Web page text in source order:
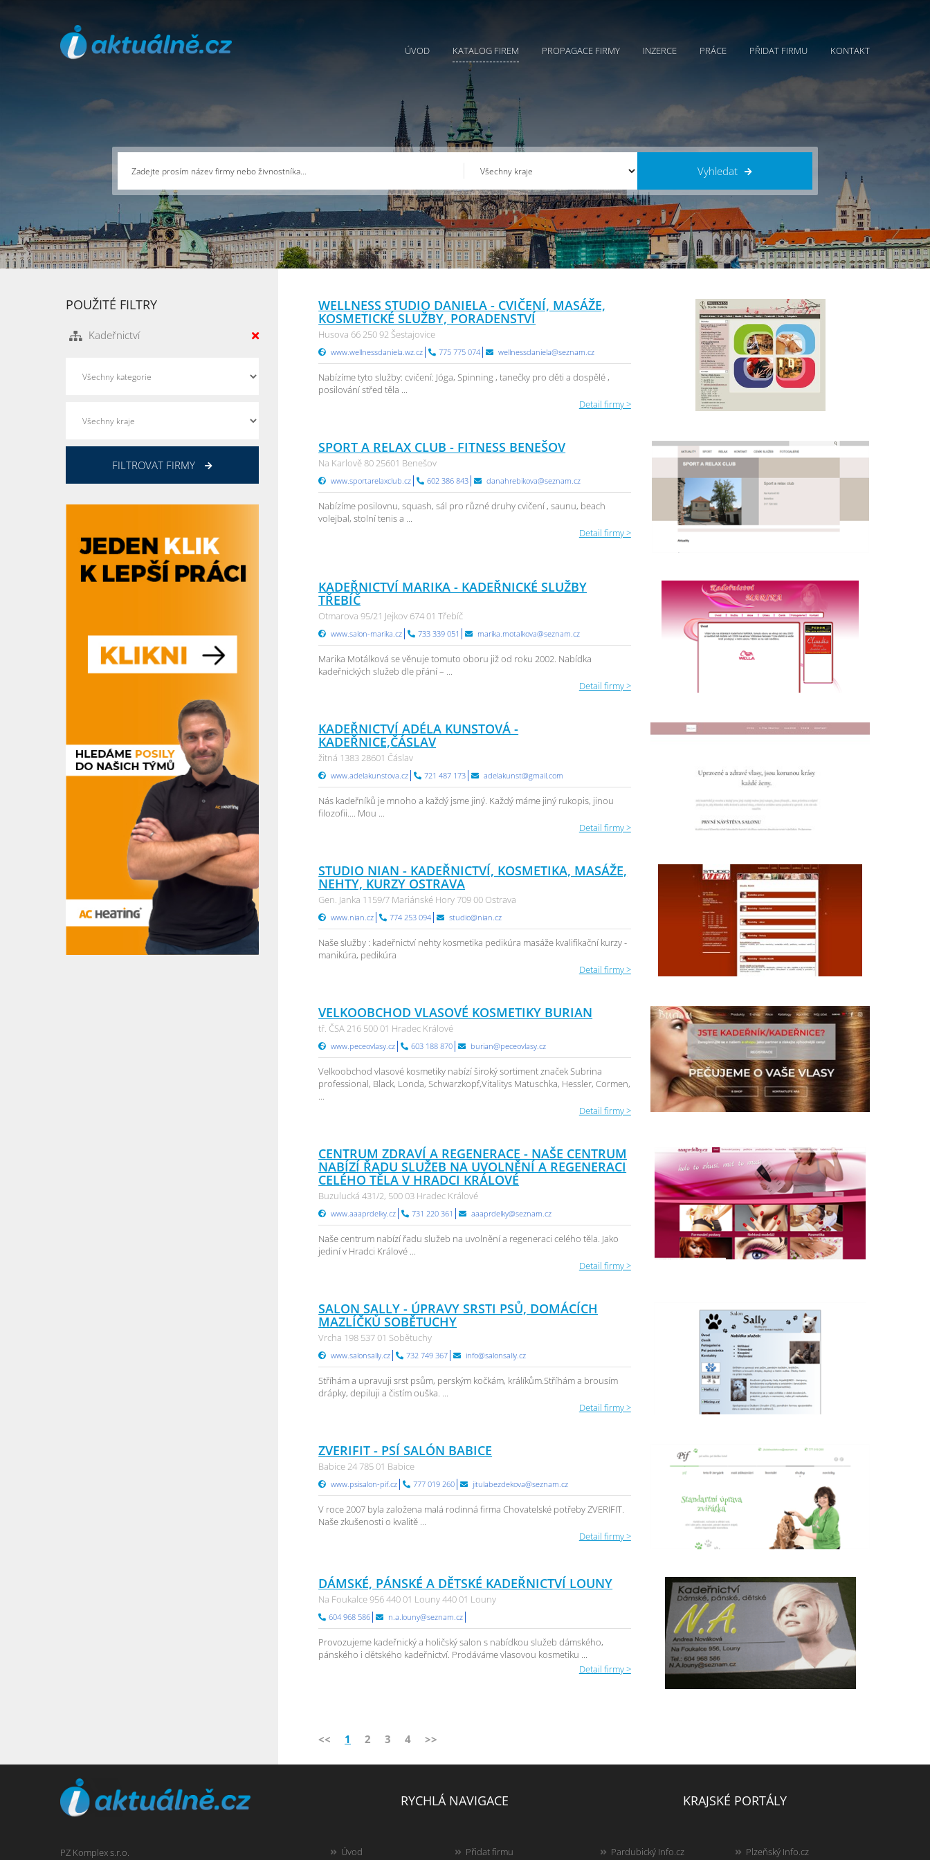
ÚVOD KATALOG FIREM PROPAGACE FIRMY INZERCE PRÁCE PŘIDAT FIRMU KONTAKT
Vyhledat
WELLNESS STUDIO DANIELA - CVIČENÍ, MASÁŽE,
KOSMETICKÉ SLUŽBY, PORADENSTVÍ
Husova 66 250 92 Šestajovice
www.wellnessdaniela.wz.cz 775 775 074 wellnessdaniela@seznam.cz
Nabízíme tyto služby: cvičení: Jóga, Spinning , tanečky pro děti a dospělé ,
posilování střed těla ...
Detail firmy >
SPORT A RELAX CLUB - FITNESS BENEŠOV
Na Karlově 80 25601 Benešov
www.sportarelaxclub.cz 602 386 843 danahrebikova@seznam.cz
Nabízíme posilovnu, squash, sál pro různé druhy cvičení , saunu, beach
volejbal, stolní tenis a ...
Detail firmy >
KADEŘNICTVÍ MARIKA - KADEŘNICKÉ SLUŽBY
TŘEBÍČ
Otmarova 95/21 Jejkov 674 01 Třebíč
www.salon-marika.cz 733 339 051 marika.motalkova@seznam.cz
Marika Motálková se věnuje tomuto oboru již od roku 2002. Nabídka
kadeřnických služeb dle přání – ...
Detail firmy >
KADEŘNICTVÍ ADÉLA KUNSTOVÁ -
KADEŘNICE,ČÁSLAV
žitná 1383 28601 Čáslav
www.adelakunstova.cz 721 487 173 adelakunst@gmail.com
Nás kadeřníků je mnoho a každý jsme jiný. Každý máme jiný rukopis, jinou
filozofii.... Mou ...
Detail firmy >
STUDIO NIAN - KADEŘNICTVÍ, KOSMETIKA, MASÁŽE,
NEHTY, KURZY OSTRAVA
Gen. Janka 1159/7 Mariánské Hory 709 00 Ostrava
www.nian.cz 774 253 094 studio@nian.cz
Naše služby : kadeřnictví nehty kosmetika pedikúra masáže kvalifikační kurzy -
manikúra, pedikúra
Detail firmy >
VELKOOBCHOD VLASOVÉ KOSMETIKY BURIAN
tř. ČSA 216 500 01 Hradec Králové
www.peceovlasy.cz 603 188 870 burian@peceovlasy.cz
Velkoobchod vlasové kosmetiky nabízí široký sortiment značek Subrina
professional, Black, Londa, Schwarzkopf,Vitalitys Matuschka, Hessler, Cormen,
...
Detail firmy >
CENTRUM ZDRAVÍ A REGENERACE - NAŠE CENTRUM
NABÍZÍ ŘADU SLUŽEB NA UVOLNĚNÍ A REGENERACI
CELÉHO TĚLA V HRADCI KRÁLOVÉ
Buzulucká 431/2, 500 03 Hradec Králové
www.aaaprdelky.cz 731 220 361 aaaprdelky@seznam.cz
Naše centrum nabízí řadu služeb na uvolnění a regeneraci celého těla. Jako
jediní v Hradci Králové ...
Detail firmy >
SALON SALLY - ÚPRAVY SRSTI PSŮ, DOMÁCÍCH
MAZLÍČKŮ SOBĚTUCHY
Vrcha 198 537 01 Sobětuchy
www.salonsally.cz 732 749 367 info@salonsally.cz
Stříhám a upravuji srst psům, perským kočkám, králíkům.Stříhám a brousím
drápky, depiluji a čistím ouška. ...
Detail firmy >
ZVERIFIT - PSÍ SALÓN BABICE
Babice 24 785 01 Babice
www.psisalon-pif.cz 777 019 260 jitulabezdekova@seznam.cz
V roce 2007 byla založena malá rodinná firma Chovatelské potřeby ZVERIFIT.
Naše zkušenosti o kvalitě ...
Detail firmy >
DÁMSKÉ, PÁNSKÉ A DĚTSKÉ KADEŘNICTVÍ LOUNY
Na Foukalce 956 440 01 Louny 440 01 Louny
604 968 586 n.a.louny@seznam.cz
Provozujeme kadeřnický a holičský salon s nabídkou služeb dámského,
pánského i dětského kadeřnictví. Prodáváme vlasovou kosmetiku ...
Detail firmy >
<< 1 2 3 4 >>
POUŽITÉ FILTRY
Kadeřnictví
FILTROVAT FIRMY
PZ Komplex s.r.o.
RYCHLÁ NAVIGACE
Úvod Přidat firmu
KRAJSKÉ PORTÁLY
Pardubický Info.cz Plzeňský Info.cz